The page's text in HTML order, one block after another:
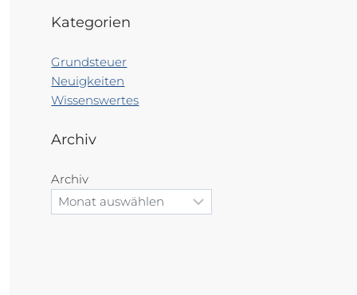
Kategorien
Grundsteuer
Neuigkeiten
Wissenswertes
Archiv
Archiv